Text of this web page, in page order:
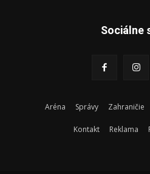
Sociálne
Aréna Správy Zahraničie
Kontakt Reklama